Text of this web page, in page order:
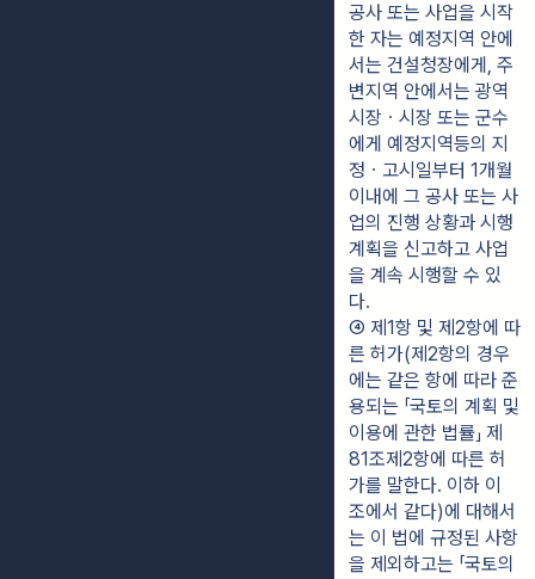
공사 또는 사업을 시작
한 자는 예정지역 안에
서는 건설청장에게, 주
변지역 안에서는 광역
시장ㆍ시장 또는 군수
에게 예정지역등의 지
정ㆍ고시일부터 1개월
이내에 그 공사 또는 사
업의 진행 상황과 시행
계획을 신고하고 사업
을 계속 시행할 수 있
다.
④ 제1항 및 제2항에 따
른 허가(제2항의 경우
에는 같은 항에 따라 준
용되는 「국토의 계획 및
이용에 관한 법률」 제
81조제2항에 따른 허
가를 말한다. 이하 이
조에서 같다)에 대해서
는 이 법에 규정된 사항
을 제외하고는 「국토의